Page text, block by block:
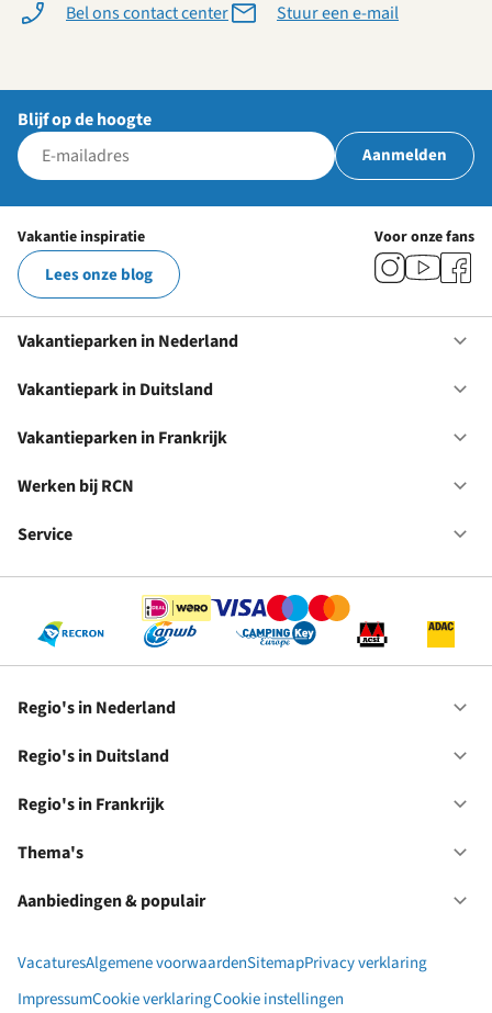
Bel ons contact center Stuur een e-mail
Blijf op de hoogte
Aanmelden
Vakantie inspiratie
Lees onze blog
Voor onze fans
Vakantieparken in Nederland
Vakantiepark in Duitsland
Vakantieparken in Frankrijk
Werken bij RCN
Service
Regio's in Nederland
Regio's in Duitsland
Regio's in Frankrijk
Thema's
Aanbiedingen & populair
VacaturesAlgemene voorwaardenSitemapPrivacy verklaring
ImpressumCookie verklaringCookie instellingen